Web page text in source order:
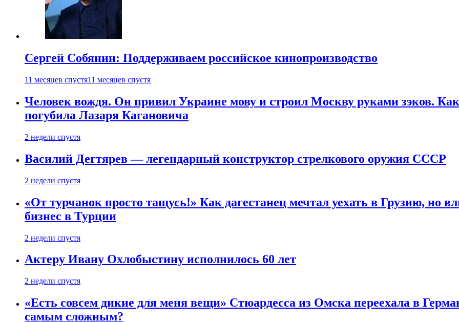
Сергей Собянин: Поддерживаем российское кинопроизводство
11 месяцев спустя11 месяцев спустя
Человек вождя. Он привил Украине мову и строил Москву руками зэков.
погубила Лазаря Кагановича
2 недели спустя
Василий Дегтярев — легендарный конструктор стрелкового оружия СССР
2 недели спустя
«От турчанок просто тащусь!» Как дагестанец мечтал уехать в Грузию, но
бизнес в Турции
2 недели спустя
Актеру Ивану Охлобыстину исполнилось 60 лет
2 недели спустя
«Есть совсем дикие для меня вещи» Стюардесса из Омска переехала в
самым сложным?